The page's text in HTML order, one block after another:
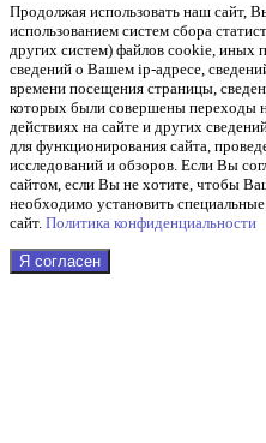
Продолжая использовать наш cайт,
использованием систем сбора
других систем) файлов cookie, иных
сведений о Вашем ip-адресе,
времени посещения страницы,
которых были совершены переходы
действиях на сайте и других
для функционирования сайта,
исследований и обзоров. Если Вы
сайтом, если Вы не хотите, чтобы
необходимо установить
сайт. Политика конфиденциальности
Я согласен